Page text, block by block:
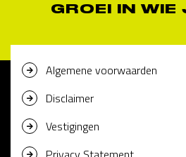
GROEI IN WIE
Algemene voorwaarden
Disclaimer
Vestigingen